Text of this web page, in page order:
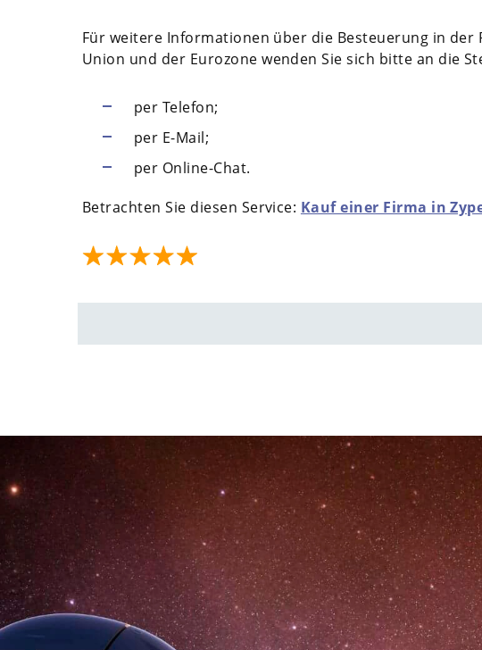
Für weitere Informationen über die Besteuerung in der
Union und der Eurozone wenden Sie sich bitte an die
per Telefon;
per E-Mail;
per Online-Chat.
Betrachten Sie diesen Service: Kauf einer Firma in